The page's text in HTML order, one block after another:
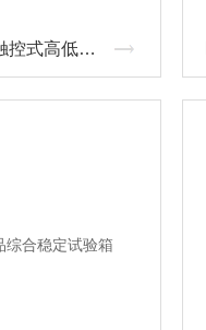
HT/GDWJ-80小型触控式高低温交变试验箱